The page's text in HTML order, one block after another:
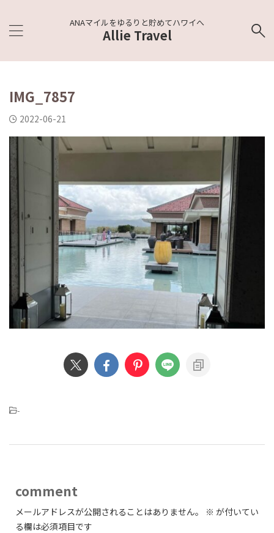
ANAマイルをゆるりと貯めてハワイへ
Allie Travel
IMG_7857
2022-06-21
-
comment
メールアドレスが公開されることはありません。 ※ が付いてい
る欄は必須項目です